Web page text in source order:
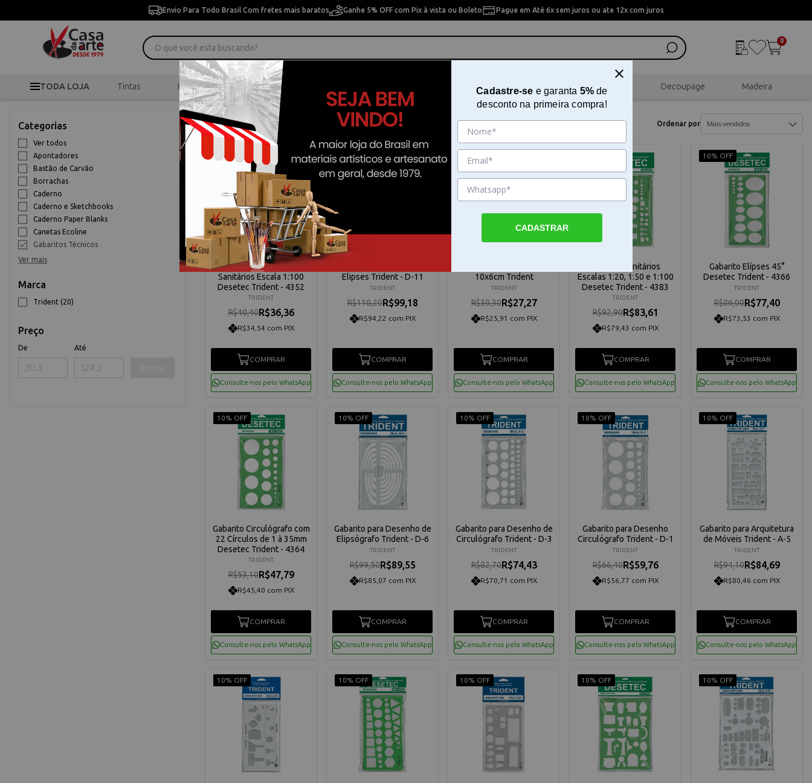
Envio Para Todo Brasil Com fretes mais baratos Ganhe 5% OFF com Pix à vista ou Boleto Pague em Até 6x sem juros ou ate 12x com juros
0
TODA LOJA Tintas Pincéis Desenho Pintura Artesanal Scrapbook Decoupage Madeira
Categorias
Ver todos
Apontadores
Bastão de Carvão
Borrachas
Caderno
Caderno e Sketchbooks
Caderno Paper Blanks
Canetas Ecoline
Gabaritos Técnicos
Ver mais
Marca
Trident (20)
Preço
De Até
Início > > Gabaritos Técnicos
Gabaritos Técnicos Ordenar por
10% OFF
Gabarito Móveis e
Sanitários Escala 1:100
Desetec Trident - 4352
TRIDENT
R$40,40R$36,36
R$34,54 com PIX
COMPRAR
Consulte-nos pelo WhatsApp
10% OFF
Elipses Trident - D-11
TRIDENT
R$110,20R$99,18
R$94,22 com PIX
COMPRAR
Consulte-nos pelo WhatsApp
10% OFF
10x6cm Trident
TRIDENT
R$30,30R$27,27
R$25,91 com PIX
COMPRAR
Consulte-nos pelo WhatsApp
Gabarito Sanitários
Escalas 1:20, 1:50 e 1:100
Desetec Trident - 4383
TRIDENT
R$92,90R$83,61
R$79,43 com PIX
COMPRAR
Consulte-nos pelo WhatsApp
10% OFF
Gabarito Elípses 45°
Desetec Trident - 4366
TRIDENT
R$86,00R$77,40
R$73,53 com PIX
COMPRAR
Consulte-nos pelo WhatsApp
10% OFF
Gabarito Circulógrafo com
22 Círculos de 1 à 35mm
Desetec Trident - 4364
TRIDENT
R$53,10R$47,79
R$45,40 com PIX
COMPRAR
Consulte-nos pelo WhatsApp
10% OFF
Gabarito para Desenho de
Elipsógrafo Trident - D-6
TRIDENT
R$99,50R$89,55
R$85,07 com PIX
COMPRAR
Consulte-nos pelo WhatsApp
10% OFF
Gabarito para Desenho de
Circulógrafo Trident - D-3
TRIDENT
R$82,70R$74,43
R$70,71 com PIX
COMPRAR
Consulte-nos pelo WhatsApp
10% OFF
Gabarito para Desenho
Circulógrafo Trident - D-1
TRIDENT
R$66,40R$59,76
R$56,77 com PIX
COMPRAR
Consulte-nos pelo WhatsApp
10% OFF
Gabarito para Arquitetura
de Móveis Trident - A-5
TRIDENT
R$94,10R$84,69
R$80,46 com PIX
COMPRAR
Consulte-nos pelo WhatsApp
10% OFF 10% OFF 10% OFF 10% OFF 10% OFF
Cadastre-se e garanta 5%de
desconto na primeira compra!
CADASTRAR